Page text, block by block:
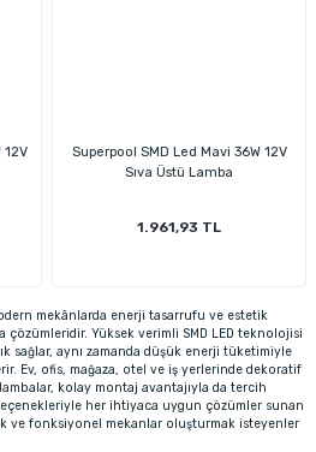
12V
Superpool SMD Led Mavi 36W 12V
Sıva Üstü Lamba
1.961,93 TL
mekânlarda enerji tasarrufu ve estetik
çözümleridir. Yüksek verimli SMD LED teknolojisi
sağlar, aynı zamanda düşük enerji tüketimiyle
Ev, ofis, mağaza, otel ve iş yerlerinde dekoratif
kolay montaj avantajıyla da tercih
her ihtiyaca uygun çözümler sunan
ve fonksiyonel mekanlar oluşturmak isteyenler